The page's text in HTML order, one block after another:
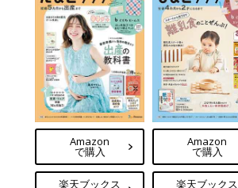
Amazon
で購入
楽天ブックス
Amazon
で購入
楽天ブックス